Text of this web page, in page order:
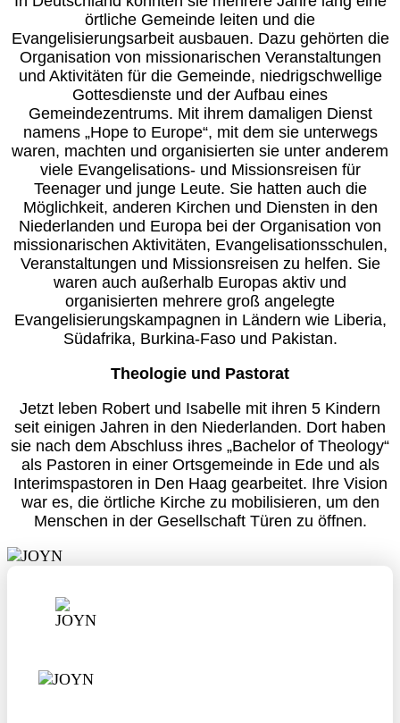
örtliche Gemeinde leiten und die
Evangelisierungsarbeit ausbauen. Dazu gehörten die
Organisation von missionarischen Veranstaltungen
und Aktivitäten für die Gemeinde, niedrigschwellige
Gottesdienste und der Aufbau eines
Gemeindezentrums. Mit ihrem damaligen Dienst
namens „Hope to Europe“, mit dem sie unterwegs
waren, machten und organisierten sie unter anderem
viele Evangelisations- und Missionsreisen für
Teenager und junge Leute. Sie hatten auch die
Möglichkeit, anderen Kirchen und Diensten in den
Niederlanden und Europa bei der Organisation von
missionarischen Aktivitäten, Evangelisationsschulen,
Veranstaltungen und Missionsreisen zu helfen. Sie
waren auch außerhalb Europas aktiv und
organisierten mehrere groß angelegte
Evangelisierungskampagnen in Ländern wie Liberia,
Südafrika, Burkina-Faso und Pakistan.
Theologie und Pastorat
Jetzt leben Robert und Isabelle mit ihren 5 Kindern
seit einigen Jahren in den Niederlanden. Dort haben
sie nach dem Abschluss ihres „Bachelor of Theology“
als Pastoren in einer Ortsgemeinde in Ede und als
Interimspastoren in Den Haag gearbeitet. Ihre Vision
war es, die örtliche Kirche zu mobilisieren, um den
Menschen in der Gesellschaft Türen zu öffnen.